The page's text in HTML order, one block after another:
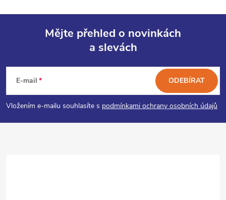
p
Mějte přehled o novinkách
a slevách
E-mail
Vložením e-mailu souhlasíte s podmínkami ochrany osobních údajů
ODEBÍRAT